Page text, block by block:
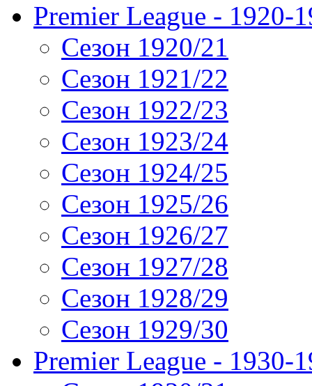
Premier League - 1920-
Сезон 1920/21
Сезон 1921/22
Сезон 1922/23
Сезон 1923/24
Сезон 1924/25
Сезон 1925/26
Сезон 1926/27
Сезон 1927/28
Сезон 1928/29
Сезон 1929/30
Premier League - 1930-